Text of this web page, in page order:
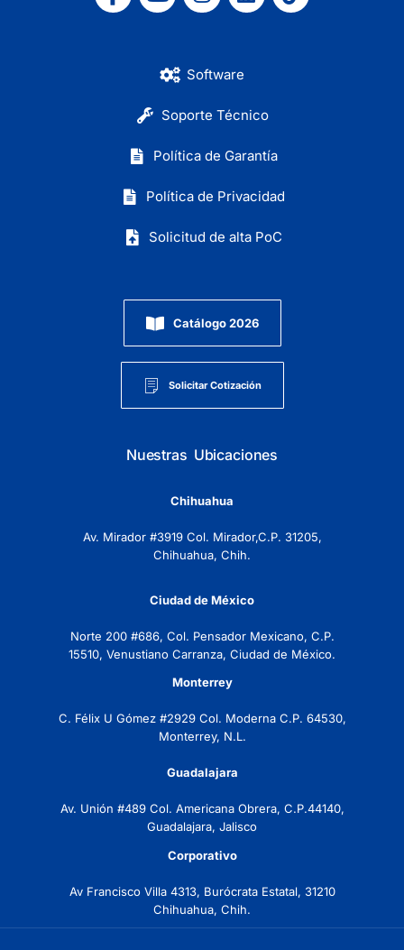
Software
Soporte Técnico
Política de Garantía
Política de Privacidad
Solicitud de alta PoC
Catálogo 2026
Solicitar Cotización
Nuestras Ubicaciones
Chihuahua
Av. Mirador #3919 Col. Mirador,C.P. 31205,
Chihuahua, Chih.
Ciudad de México
Norte 200 #686, Col. Pensador Mexicano, C.P.
15510, Venustiano Carranza, Ciudad de México.
Monterrey
C. Félix U Gómez #2929 Col. Moderna C.P. 64530,
Monterrey, N.L.
Guadalajara
Av. Unión #489 Col. Americana Obrera, C.P.44140,
Guadalajara, Jalisco
Corporativo
Av Francisco Villa 4313, Burócrata Estatal, 31210
Chihuahua, Chih.